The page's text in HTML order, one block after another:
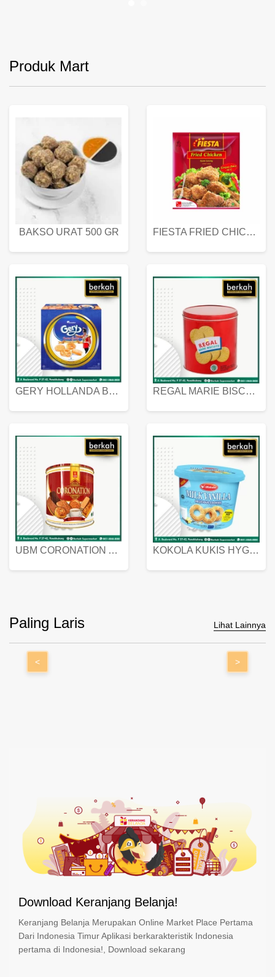
Produk Mart
BAKSO URAT 500 GR FIESTA FRIED CHICKEN 500 GR
GERY HOLLANDA BUTTER COOKIES 450 GRAM REGAL MARIE BISCUIT KALENG 550 GRAM
UBM CORONATION ASSORTED BISKUIT KALENG 450 GRAM KOKOLA KUKIS HYGIENIC MILK VANILLA PACK 320 GR
Paling Laris Lihat Lainnya
< >
Download Keranjang Belanja!
Keranjang Belanja Merupakan Online Market Place Pertama
Dari Indonesia Timur Aplikasi berkarakteristik Indonesia
pertama di Indonesia!, Download sekarang